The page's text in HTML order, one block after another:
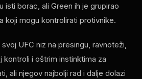
isti borac, ali Green ih je grupirao
koji mogu kontrolirati protivnike.
UFC niz na presingu, ravnoteži,
kontroli i oštrim instinktima za
ali njegov najbolji rad i dalje dolazi